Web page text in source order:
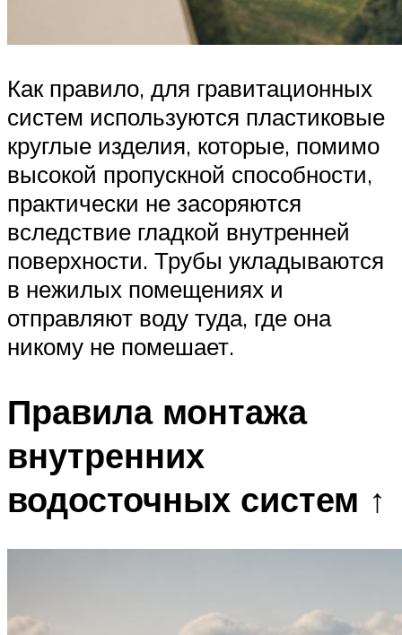
Как правило, для гравитационных
систем используются пластиковые
круглые изделия, которые, помимо
высокой пропускной способности,
практически не засоряются
вследствие гладкой внутренней
поверхности. Трубы укладываются
в нежилых помещениях и
отправляют воду туда, где она
никому не помешает.
Правила монтажа
внутренних
водосточных систем ↑